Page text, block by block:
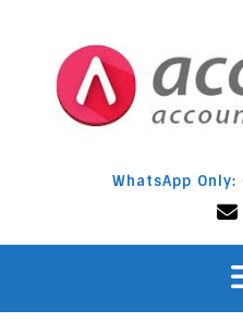
WhatsApp Only: